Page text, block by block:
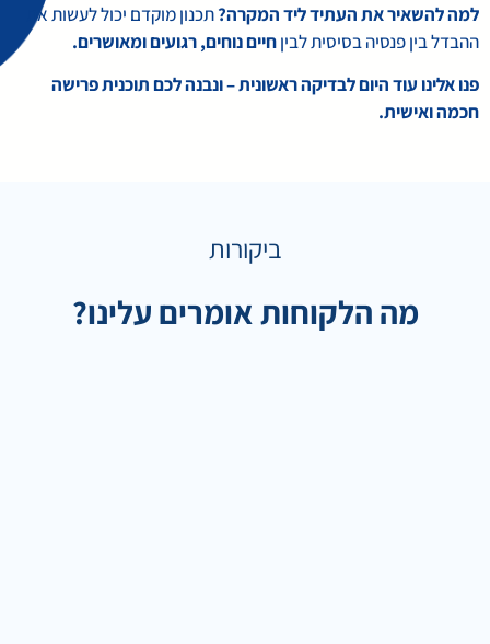
למה להשאיר את העתיד ליד המקרה?תכנון מוקדם יכול לעשות את
ההבדל בין פנסיה בסיסית לביןחיים נוחים, רגועים ומאושרים.
פנו אלינו עוד היום לבדיקה ראשונית – ונבנה לכם תוכנית פרישה
חכמה ואישית.
ביקורות
מה הלקוחות אומרים עלינו?